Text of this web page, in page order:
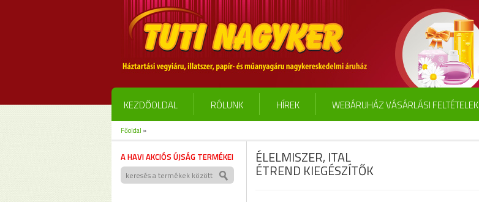
KEZDŐOLDAL RÓLUNK HÍREK WEBÁRUHÁZ VÁSÁRLÁSI FELTÉTELEK
Főoldal »
A HAVI AKCIÓS ÚJSÁG TERMÉKEI ÉLELMISZER, ITAL
ÉTREND KIEGÉSZÍTŐK